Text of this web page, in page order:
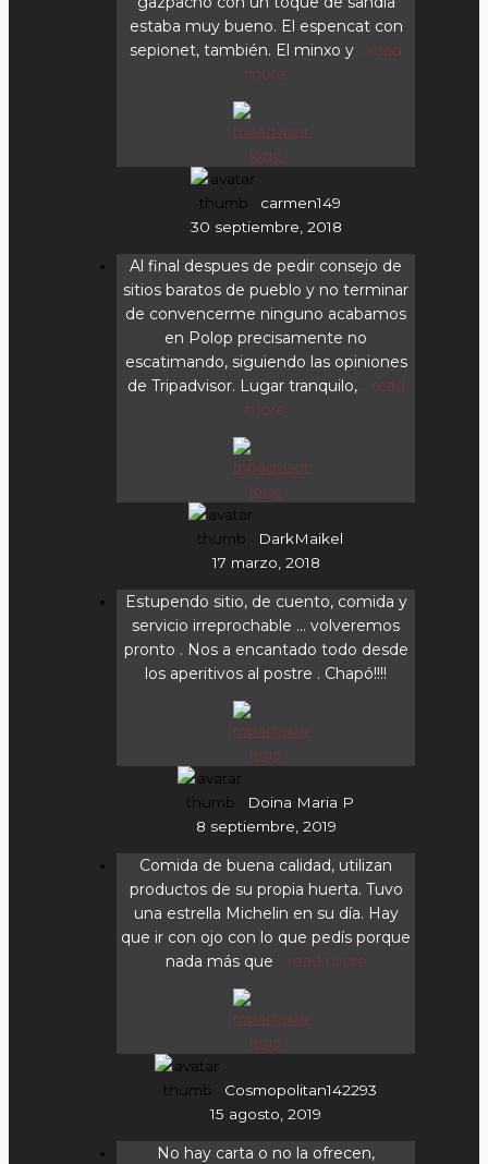
estaba muy bueno. El espencat con
sepionet, también. El minxo y... read
more
carmen149
30 septiembre, 2018
Al final despues de pedir consejo de
sitios baratos de pueblo y no terminar
de convencerme ninguno acabamos
en Polop precisamente no
escatimando, siguiendo las opiniones
de Tripadvisor. Lugar tranquilo,... read
more
DarkMaikel
17 marzo, 2018
Estupendo sitio, de cuento, comida y
servicio irreprochable ... volveremos
pronto . Nos a encantado todo desde
los aperitivos al postre . Chapó!!!!
Doina Maria P
8 septiembre, 2019
Comida de buena calidad, utilizan
productos de su propia huerta. Tuvo
una estrella Michelin en su día. Hay
que ir con ojo con lo que pedís porque
nada más que... read more
Cosmopolitan142293
15 agosto, 2019
No hay carta o no la ofrecen,